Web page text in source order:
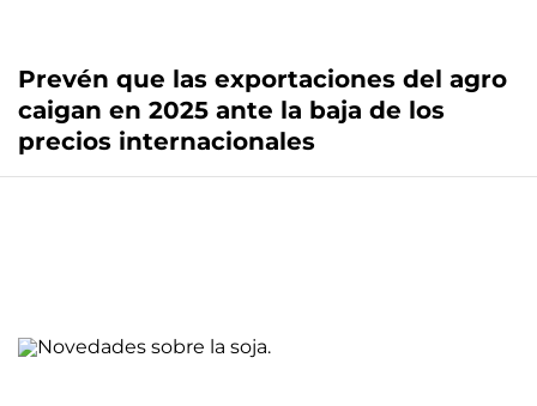
Prevén que las exportaciones del agro
caigan en 2025 ante la baja de los
precios internacionales